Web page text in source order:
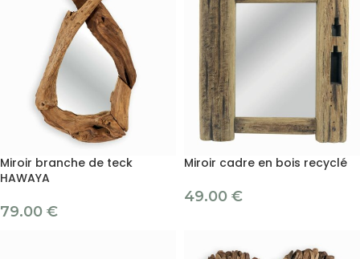
Miroir branche de teck
HAWAYA
79.00 €
Miroir cadre en bois recyclé
49.00 €